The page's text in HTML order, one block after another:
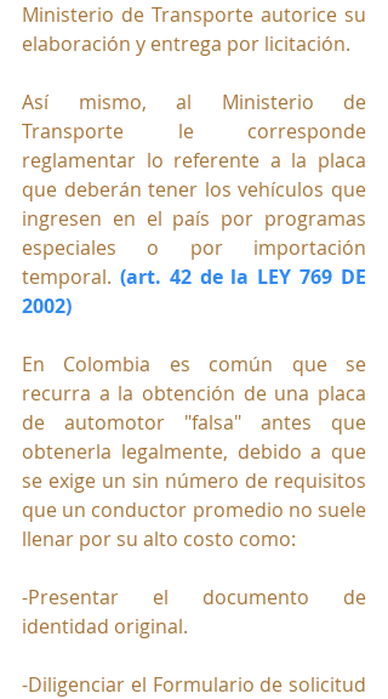
Ministerio de Transporte autorice su
elaboración y entrega por licitación.
Así mismo, al Ministerio de
Transporte le corresponde
reglamentar lo referente a la placa
que deberán tener los vehículos que
ingresen en el país por programas
especiales o por importación
temporal. (art. 42 de la LEY 769 DE
2002)
En Colombia es común que se
recurra a la obtención de una placa
de automotor "falsa" antes que
obtenerla legalmente, debido a que
se exige un sin número de requisitos
que un conductor promedio no suele
llenar por su alto costo como:
-Presentar el documento de
identidad original.
-Diligenciar el Formulario de solicitud